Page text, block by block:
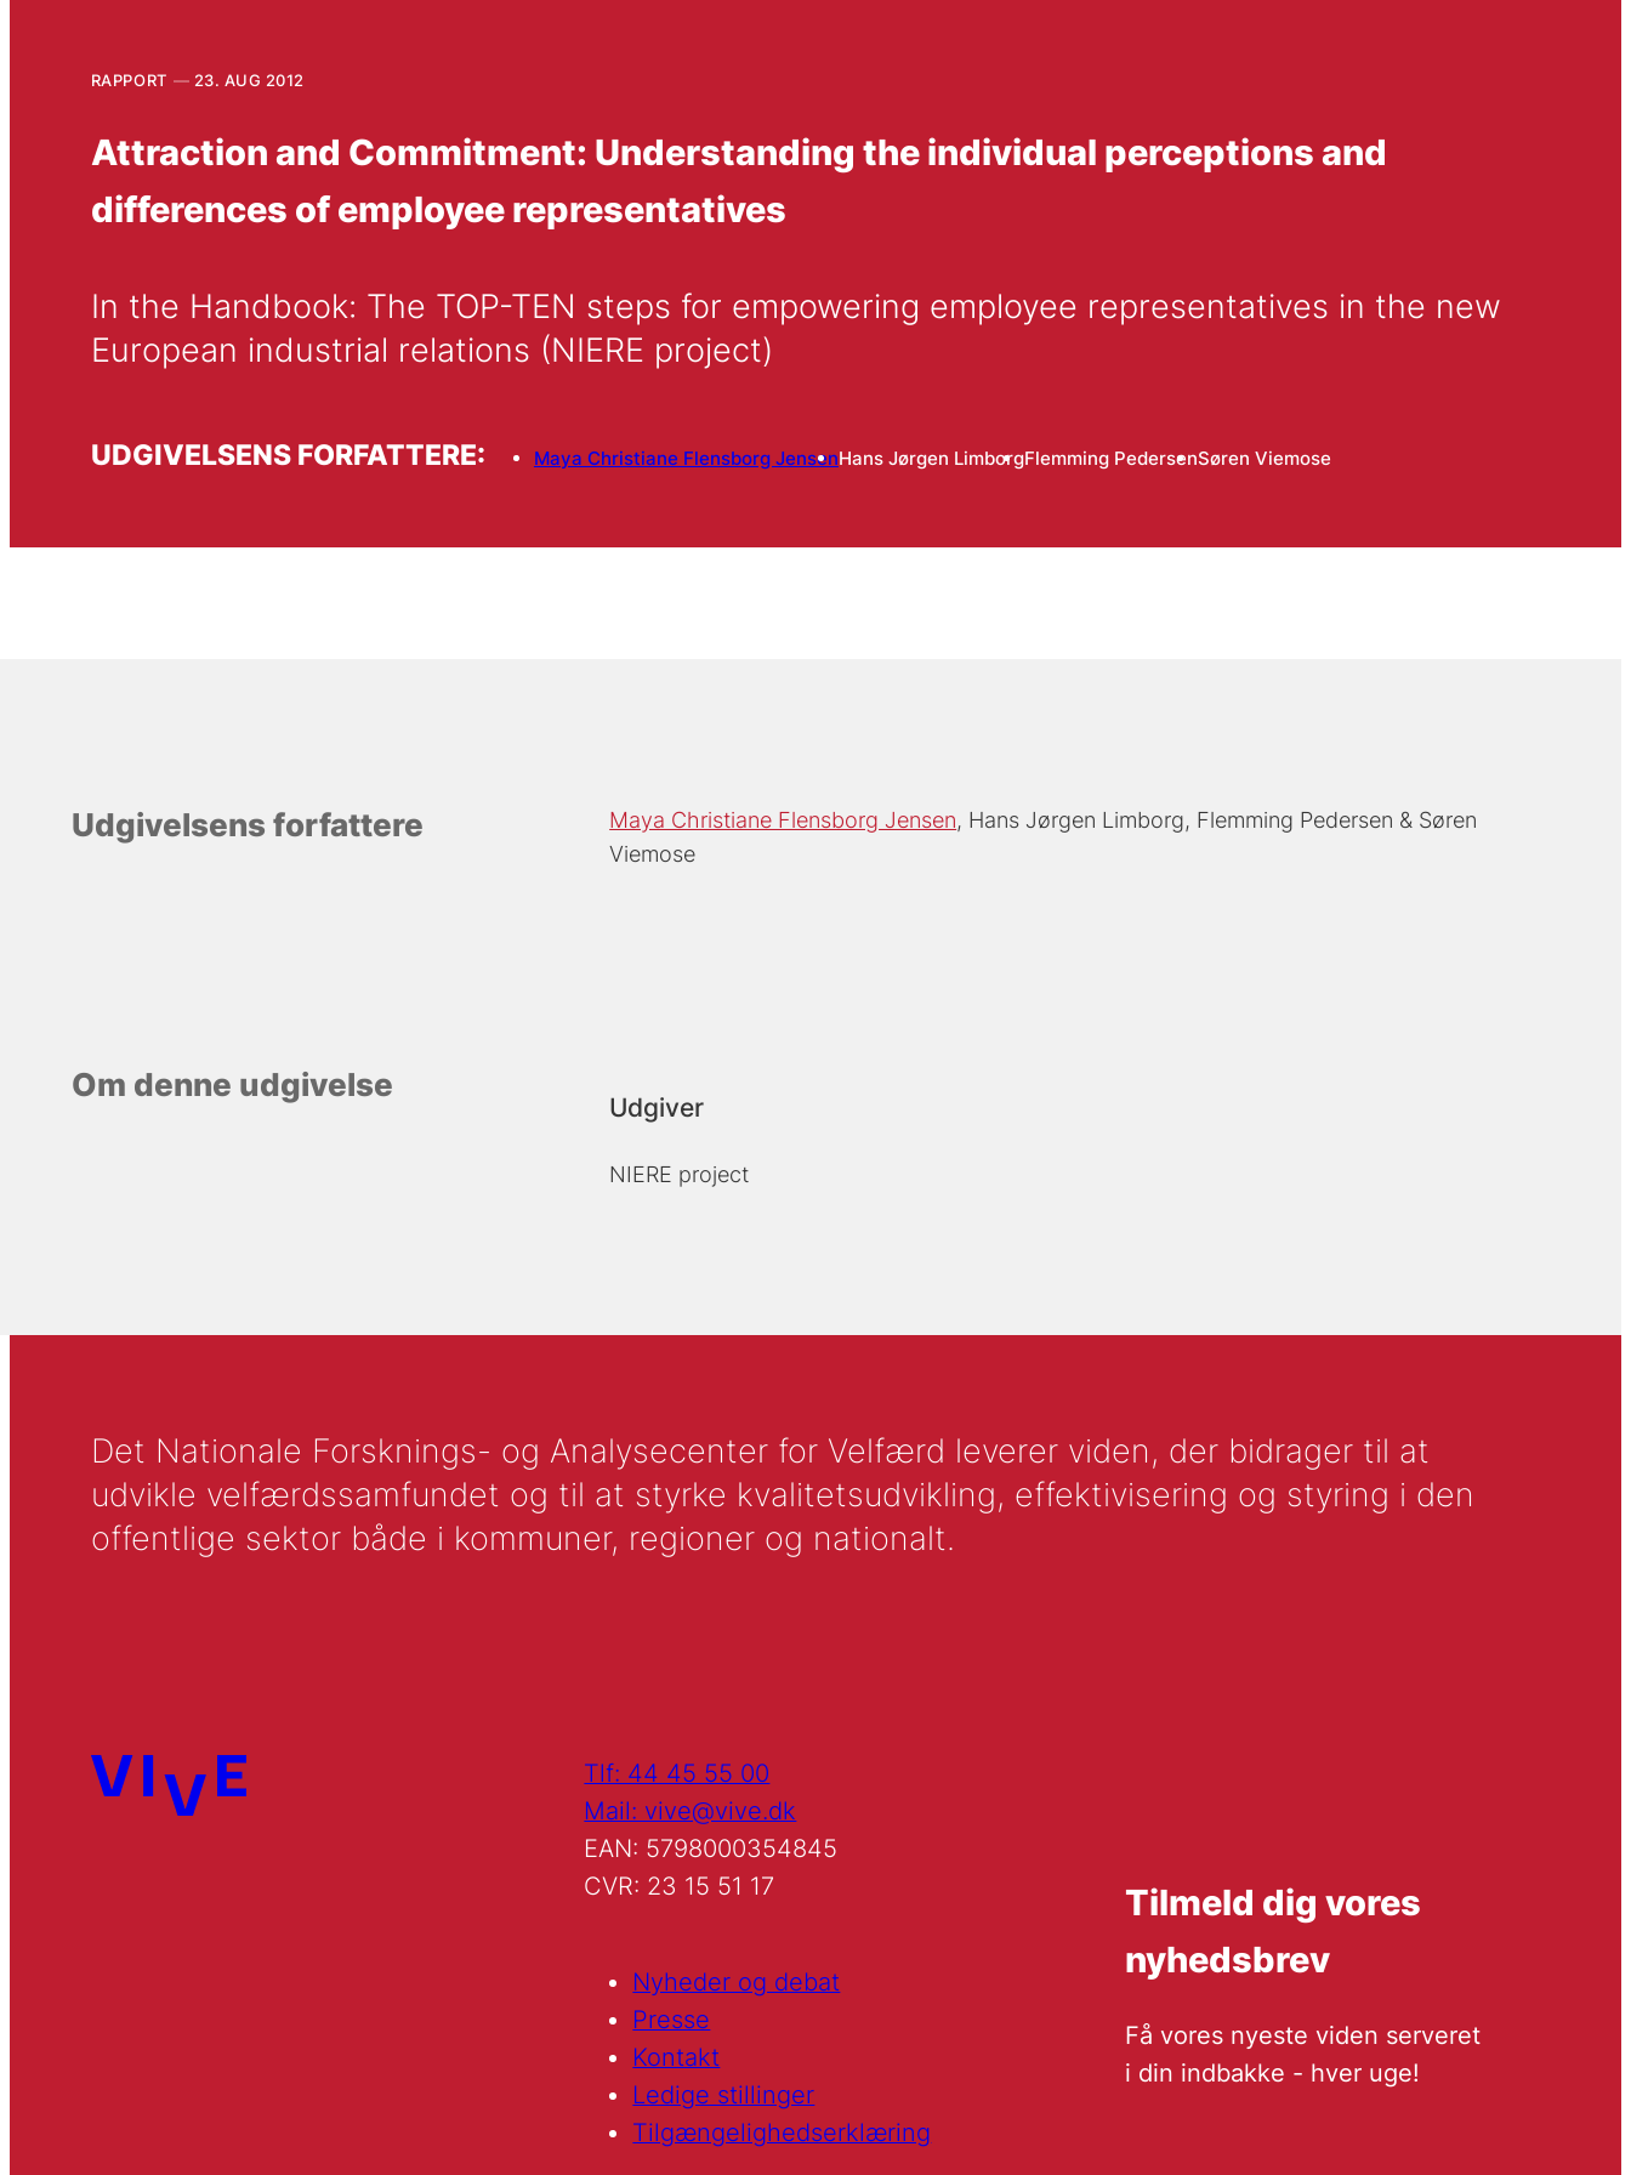
RAPPORT 23. AUG 2012
Attraction and Commitment: Understanding the individual perceptions and
differences of employee representatives
In the Handbook: The TOP-TEN steps for empowering employee representatives in the new
European industrial relations (NIERE project)
UDGIVELSENS FORFATTERE: Maya Christiane Flensborg JensenHans Jørgen LimborgFlemming PedersenSøren Viemose
Udgivelsens forfattere Maya Christiane Flensborg Jensen Hans Jørgen Limborg Flemming Pedersen
Søren
Viemose
Om denne udgivelse
Udgiver
NIERE project
Det Nationale Forsknings- og Analysecenter for Velfærd leverer viden, der bidrager til at
udvikle velfærdssamfundet og til at styrke kvalitetsudvikling, effektivisering og styring i den
offentlige sektor både i kommuner, regioner og nationalt.
Tlf: 44 45 55 00
Mail: vive@vive.dk
EAN: 5798000354845
CVR: 23 15 51 17
Nyheder og debat
Presse
Kontakt
Ledige stillinger
Tilgængelighedserklæring
Tilmeld dig vores
nyhedsbrev
Få vores nyeste viden serveret
i din indbakke - hver uge!